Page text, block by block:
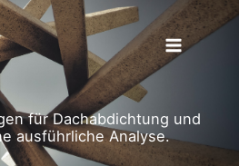
für Dachabdichtung und
ausführliche Analyse.